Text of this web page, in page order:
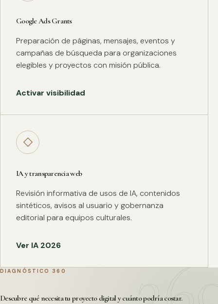
Google Ads Grants
Preparación de páginas, mensajes, eventos y
campañas de búsqueda para organizaciones
elegibles y proyectos con misión pública.
Activar visibilidad
◇
IA y transparencia web
Revisión informativa de usos de IA, contenidos
sintéticos, avisos al usuario y gobernanza
editorial para equipos culturales.
Ver IA 2026
DIAGNÓSTICO 360
Descubre qué necesita tu proyecto digital y cuánto podría costar.